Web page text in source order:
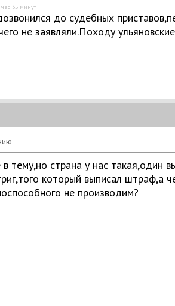
35 минут
до судебных
не заявляли.Походу
в тему,но страна у нас такая,один
который выписал штраф,а
не производим?